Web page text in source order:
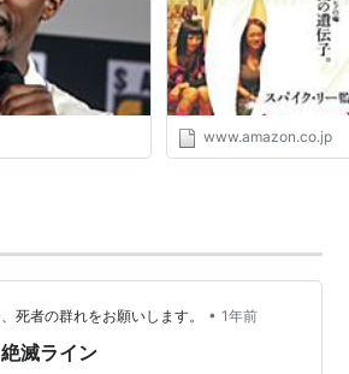
）＜TV＞ ゲスト出演
出演
カ・ベルッチ (出演),
ット (脚本), スパイク
ンソニー・マッキー
www.amazon.co.jp
死者の群れをお願いします。 • 1年前
滅ライン